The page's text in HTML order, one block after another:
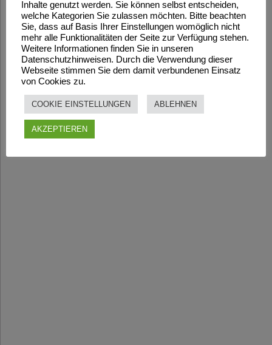
Inhalte genutzt werden. Sie können selbst entscheiden,
welche Kategorien Sie zulassen möchten. Bitte beachten
Sie, dass auf Basis Ihrer Einstellungen womöglich nicht
mehr alle Funktionalitäten der Seite zur Verfügung stehen.
Weitere Informationen finden Sie in unseren
Datenschutzhinweisen. Durch die Verwendung dieser
Webseite stimmen Sie dem damit verbundenen Einsatz
von Cookies zu.
COOKIE EINSTELLUNGEN ABLEHNEN
AKZEPTIEREN